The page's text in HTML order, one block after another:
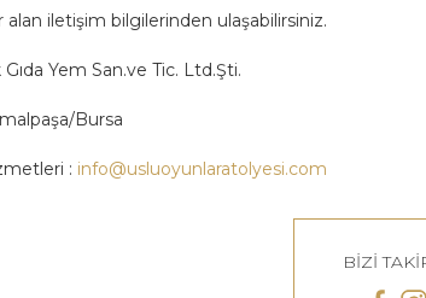
alan iletişim bilgilerinden ulaşabilirsiniz.
Yem San.ve Tic. Ltd.Şti.
Bursa
: info@usluoyunlaratolyesi.com
BİZİ